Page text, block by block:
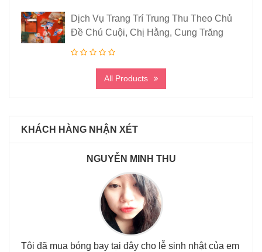
Dịch Vụ Trang Trí Trung Thu Theo Chủ
Đề Chú Cuội, Chị Hằng, Cung Trăng
All Products
KHÁCH HÀNG NHẬN XÉT
NGUYỄN MINH THU
Tôi đã mua bóng bay tại đây cho lễ sinh nhật của em